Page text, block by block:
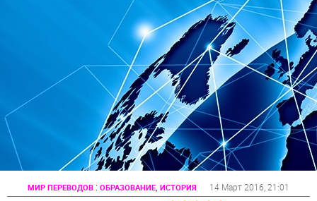
МИР ПЕРЕВОДОВ : ОБРАЗОВАНИЕ, ИСТОРИЯ 14 Март 2016 , 21:01